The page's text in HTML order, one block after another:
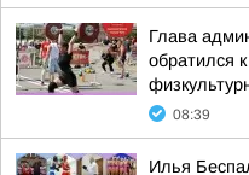
Глава
обратился
08:39
Илья